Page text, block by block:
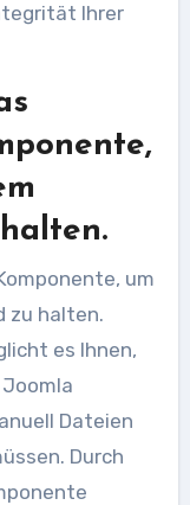
Ihrer
um
zu halten.
es Ihnen,
Dateien
Durch